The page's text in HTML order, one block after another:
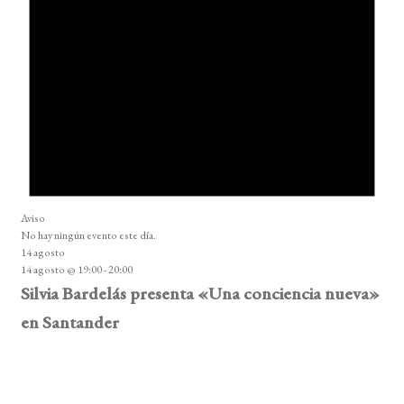
Aviso
No hay ningún evento este día.
14 agosto
14 agosto @ 19:00-20:00
Silvia Bardelás presenta «Una conciencia nueva»
en Santander